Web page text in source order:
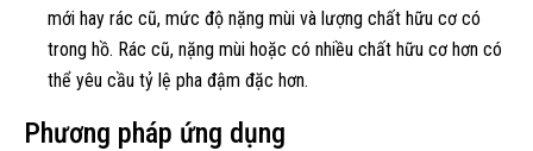
mới hay rác cũ, mức độ nặng mùi và lượng chất hữu cơ có
trong hồ. Rác cũ, nặng mùi hoặc có nhiều chất hữu cơ hơn có
thể yêu cầu tỷ lệ pha đậm đặc hơn.
Phương pháp ứng dụng